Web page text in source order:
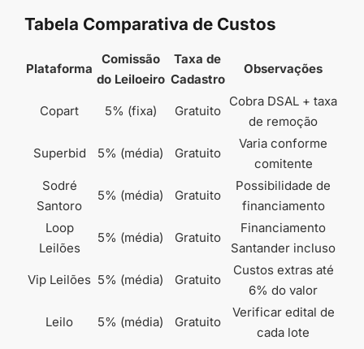
Tabela Comparativa de Custos
Plataforma
Comissão
do Leiloeiro
Taxa de
Cadastro
Observações
Copart 5% (fixa) Gratuito
Cobra DSAL + taxa
de remoção
Superbid 5% (média) Gratuito
Varia conforme
comitente
Sodré
Santoro
5% (média) Gratuito
Possibilidade de
financiamento
Loop
Leilões
5% (média) Gratuito
Financiamento
Santander incluso
Vip Leilões 5% (média) Gratuito
Custos extras até
6% do valor
Leilo 5% (média) Gratuito
Verificar edital de
cada lote